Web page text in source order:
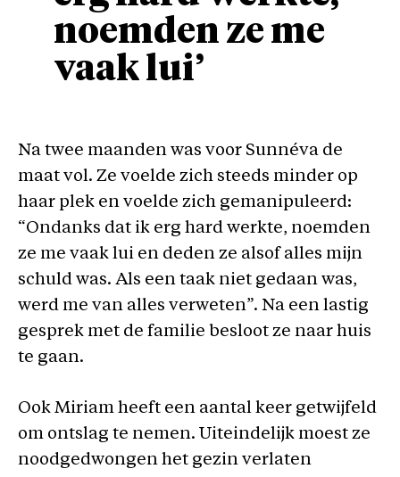
noemden ze me
vaak lui’
Na twee maanden was voor Sunnéva de
maat vol. Ze voelde zich steeds minder op
haar plek en voelde zich gemanipuleerd:
“Ondanks dat ik erg hard werkte, noemden
ze me vaak lui en deden ze alsof alles mijn
schuld was. Als een taak niet gedaan was,
werd me van alles verweten”. Na een lastig
gesprek met de familie besloot ze naar huis
te gaan.
Ook Miriam heeft een aantal keer getwijfeld
om ontslag te nemen. Uiteindelijk moest ze
noodgedwongen het gezin verlaten